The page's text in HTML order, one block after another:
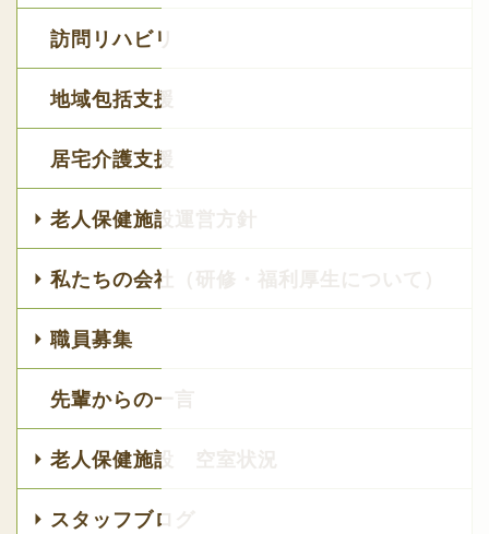
訪問リハビリ
地域包括支援
居宅介護支援
老人保健施設運営方針
私たちの会社（研修・福利厚生について）
職員募集
先輩からの一言
老人保健施設 空室状況
スタッフブログ